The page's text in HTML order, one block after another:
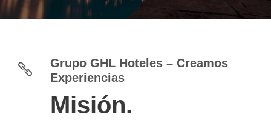
Grupo GHL Hoteles – Creamos
Experiencias
Misión.